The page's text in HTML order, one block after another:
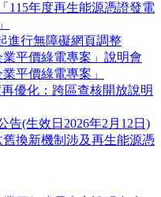
115年度再生能源憑證發電
進行無障礙網頁調整
平價綠電專案」說明會
平價綠電專案」
優化：跨區查核開放說明
告(生效日2026年2月12日)
換新機制涉及再生能源憑